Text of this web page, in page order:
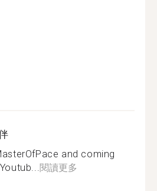
and coming
閱讀更多